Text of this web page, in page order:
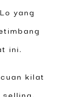
yang
ini.
kilat